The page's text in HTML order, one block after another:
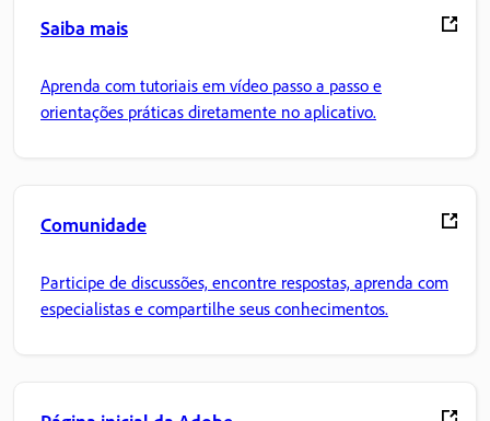
Saiba mais
Aprenda com tutoriais em vídeo passo a passo e
orientações práticas diretamente no aplicativo.
Comunidade
Participe de discussões, encontre respostas, aprenda com
especialistas e compartilhe seus conhecimentos.